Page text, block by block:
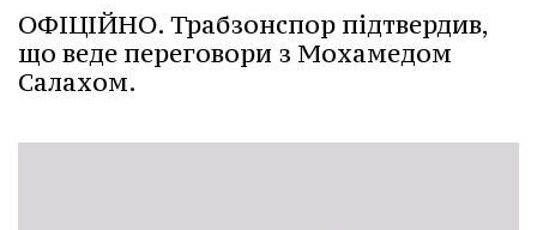
ОФІЦІЙНО. Трабзонспор підтвердив,
що веде переговори з Мохамедом
Салахом.